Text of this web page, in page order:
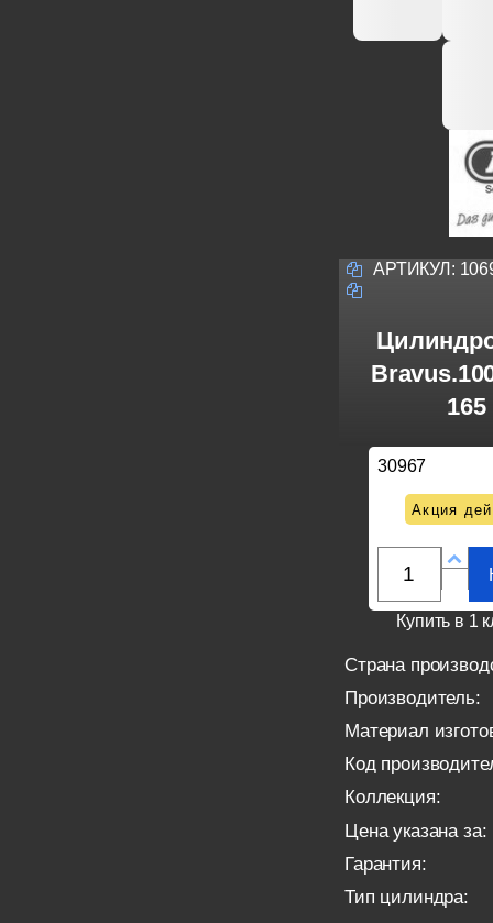
АРТИКУЛ:
30967
Акция
Купить в 1
Страна
Производитель:
Материал
Код
Коллекция:
Цена указана за:
Гарантия:
Тип цилиндра: